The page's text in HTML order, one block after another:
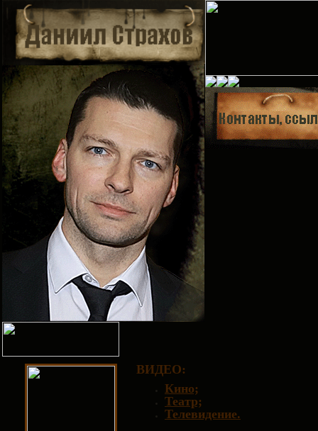
ВИДЕО:
Кино;
Театр;
Телевидение.